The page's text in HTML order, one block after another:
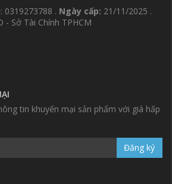
: 0319273788 . Ngày cấp: 21/11/2025 .
- Sở Tài Chính TPHCM
tin khuyến mại sản phẩm với giá hấp
Đăng ký